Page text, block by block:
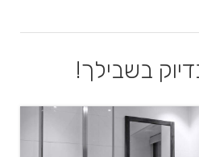
בשבילך!